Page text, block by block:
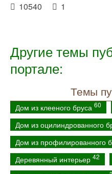
10540 1
Другие темы
портале:
Темы
Дом из клееного бруса 60
Дом из оцилиндрованного
Дом из профилированного
Деревянный интерьер 42